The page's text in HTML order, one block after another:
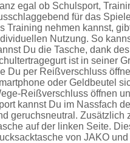
egal ob Schulsport,
für das
Training nehmen kannst,
Nutzung. So
Du die Tasche, dank
ist in seiner
Du per Reißverschluss
oder Geldbeutel
Reißverschluss öffnen
kannst Du im Nassfach
geruchsneutral. Zusätzlich
auf der linken Seite.
von JAKO